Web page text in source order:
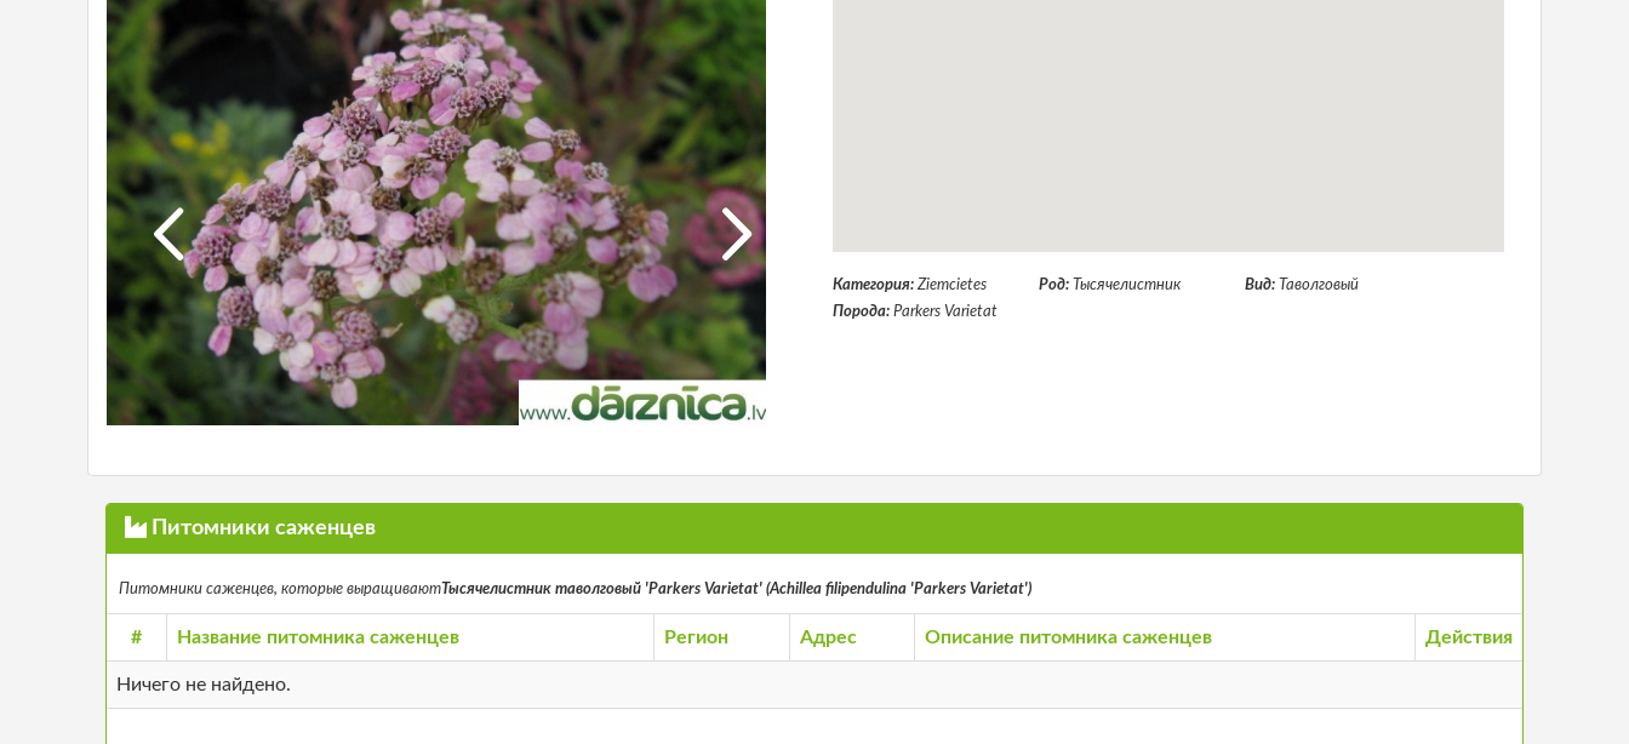
Категория: Ziemcietes Род: Тысячелистник Вид: Таволговый
Порода: Parkers Varietat
Питомники саженцев
Питомники саженцев, которые выращиваютТысячелистник таволговый 'Parkers Varietat' (Achillea filipendulina 'Parkers Varietat')
# Название питомника саженцев Регион Адрес Описание питомника саженцев Действия
Ничего не найдено.